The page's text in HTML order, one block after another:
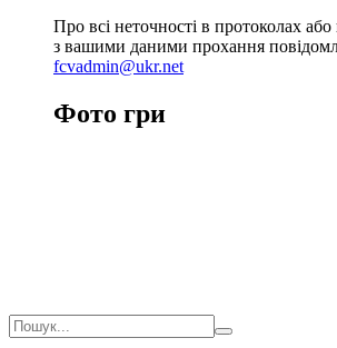
Про всі неточності в протоколах або
з вашими даними прохання
fcvadmin@ukr.net
Фото гри